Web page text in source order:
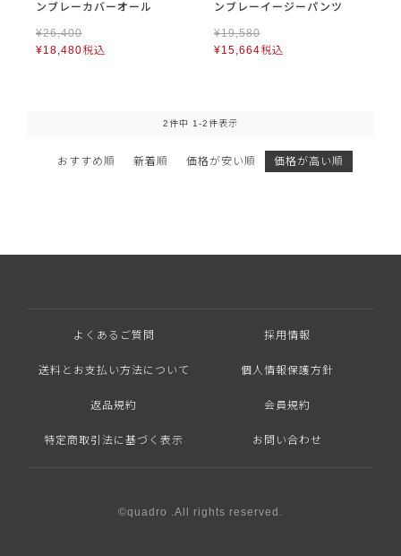
ンブレーカバーオール
¥26,400
¥18,480税込
ンブレーイージーパンツ
¥19,580
¥15,664税込
おすすめ順 新着順 価格が安い順 価格が高い順
2件中 1 -2件表示
よくあるご質問 採用情報
送料とお支払い方法について 個人情報保護方針
返品規約 会員規約
特定商取引法に基づく表示 お問い合わせ
©quadro .All rights reserved.